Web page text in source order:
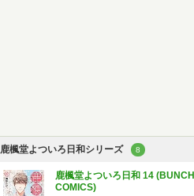
鹿楓堂よついろ日和シリーズ 8
鹿楓堂よついろ日和 14 (BUNCH
COMICS)